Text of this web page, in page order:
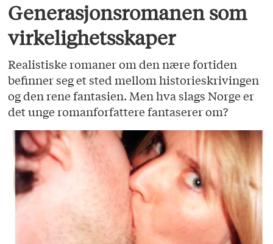
Generasjonsromanen som
virkelighetsskaper
Realistiske romaner om den nære fortiden
befinner seg et sted mellom historieskrivingen
og den rene fantasien. Men hva slags Norge er
det unge romanforfattere fantaserer om?